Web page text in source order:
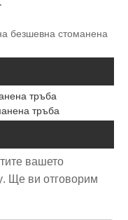
безшевна стоманена
тръба
тръба
вашето
Ще ви отговорим